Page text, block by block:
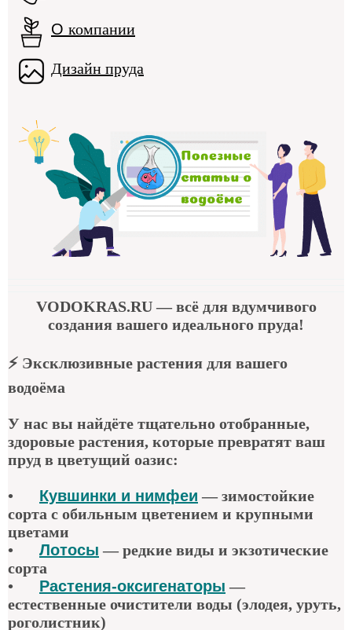
О компании
Дизайн пруда
VODOKRAS.RU— всё для вдумчивого
создания вашего идеального пруда!
⚡ Эксклюзивные растения для вашего
водоёма
У нас вы найдёте тщательно отобранные,
здоровые растения, которые превратят ваш
пруд в цветущий оазис:
• Кувшинки и нимфеи — зимостойкие
сорта с обильным цветением и крупными
цветами
•
Лотосы — редкие виды и экзотические
сорта
•
Растения-оксигенаторы —
естественные очистители воды (элодея, уруть,
роголистник)